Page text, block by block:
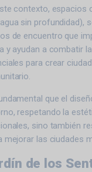
contexto, espacios
sin profundidad),
de encuentro que
y ayudan a combatir
para crear
que el
respetando la
sino también
mejorar las ciudades
de los